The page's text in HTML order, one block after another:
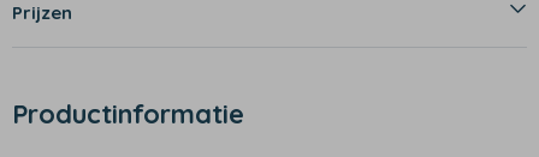
Prijzen
Productinformatie